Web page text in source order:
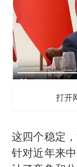
打开
这四个稳定
针对近年来